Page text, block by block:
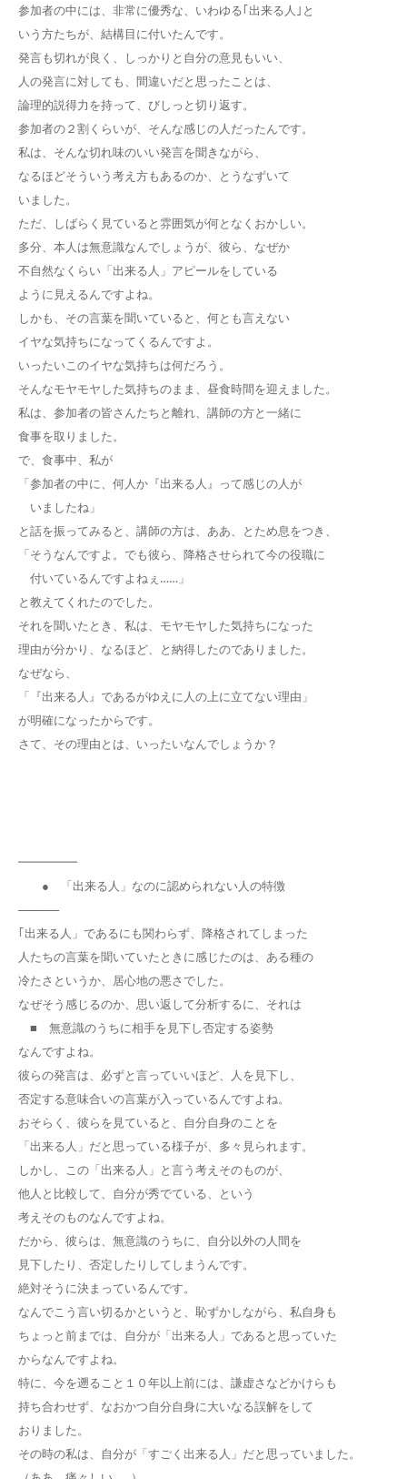
参加者の中には、非常に優秀な、いわゆる｢出来る人｣と
いう方たちが、結構目に付いたんです。
発言も切れが良く、しっかりと自分の意見もいい、
人の発言に対しても、間違いだと思ったことは、
論理的説得力を持って、びしっと切り返す。
参加者の２割くらいが、そんな感じの人だったんです。
私は、そんな切れ味のいい発言を聞きながら、
なるほどそういう考え方もあるのか、とうなずいて
いました。
ただ、しばらく見ていると雰囲気が何となくおかしい。
多分、本人は無意識なんでしょうが、彼ら、なぜか
不自然なくらい「出来る人」アピールをしている
ように見えるんですよね。
しかも、その言葉を聞いていると、何とも言えない
イヤな気持ちになってくるんですよ。
いったいこのイヤな気持ちは何だろう。
そんなモヤモヤした気持ちのまま、昼食時間を迎えました。
私は、参加者の皆さんたちと離れ、講師の方と一緒に
食事を取りました。
で、食事中、私が
「参加者の中に、何人か『出来る人』って感じの人が
いましたね」
と話を振ってみると、講師の方は、ああ、とため息をつき、
「そうなんですよ。でも彼ら、降格させられて今の役職に
付いているんですよねぇ……」
と教えてくれたのでした。
それを聞いたとき、私は、モヤモヤした気持ちになった
理由が分かり、なるほど、と納得したのでありました。
なぜなら、
「『出来る人』であるがゆえに人の上に立てない理由」
が明確になったからです。
さて、その理由とは、いったいなんでしょうか？
━━━━━
● 「出来る人」なのに認められない人の特徴
─────
｢出来る人」であるにも関わらず、降格されてしまった
人たちの言葉を聞いていたときに感じたのは、ある種の
冷たさというか、居心地の悪さでした。
なぜそう感じるのか、思い返して分析するに、それは
■ 無意識のうちに相手を見下し否定する姿勢
なんですよね。
彼らの発言は、必ずと言っていいほど、人を見下し、
否定する意味合いの言葉が入っているんですよね。
おそらく、彼らを見ていると、自分自身のことを
「出来る人」だと思っている様子が、多々見られます。
しかし、この「出来る人」と言う考えそのものが、
他人と比較して、自分が秀でている、という
考えそのものなんですよね。
だから、彼らは、無意識のうちに、自分以外の人間を
見下したり、否定したりしてしまうんです。
絶対そうに決まっているんです。
なんでこう言い切るかというと、恥ずかしながら、私自身も
ちょっと前までは、自分が「出来る人」であると思っていた
からなんですよね。
特に、今を遡ること１０年以上前には、謙虚さなどかけらも
持ち合わせず、なおかつ自分自身に大いなる誤解をして
おりました。
その時の私は、自分が「すごく出来る人」だと思っていました。